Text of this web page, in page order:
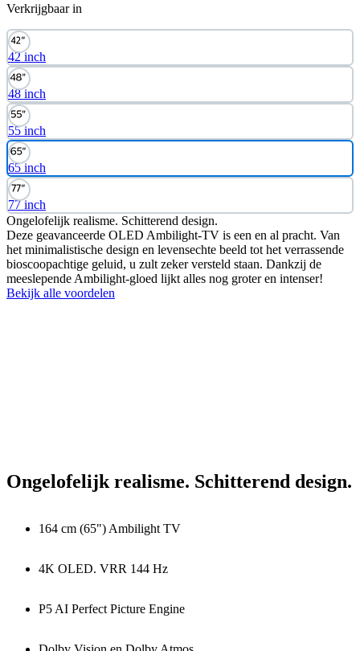
Verkrijgbaar in
42 inch
48 inch
55 inch
65 inch
77 inch
Ongelofelijk realisme. Schitterend design.
Deze geavanceerde OLED Ambilight-TV is een en al pracht. Van
het minimalistische design en levensechte beeld tot het verrassende
bioscoopachtige geluid, u zult zeker versteld staan. Dankzij de
meeslepende Ambilight-gloed lijkt alles nog groter en intenser!
Bekijk alle voordelen
Ongelofelijk realisme. Schitterend design.
164 cm (65") Ambilight TV
4K OLED. VRR 144 Hz
P5 AI Perfect Picture Engine